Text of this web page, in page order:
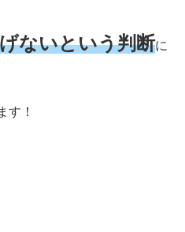
ないという判断に
す！